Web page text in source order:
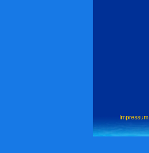
Impressum